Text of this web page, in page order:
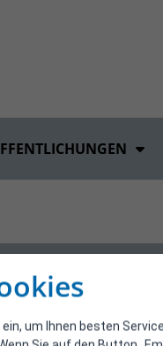
um Ihnen besten